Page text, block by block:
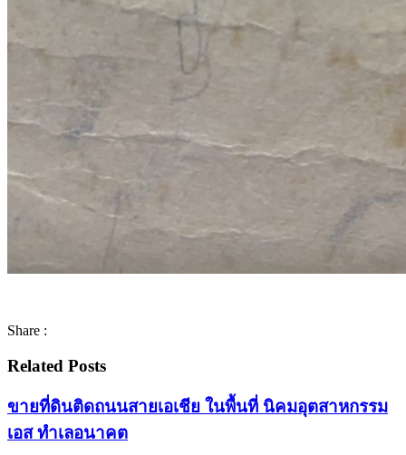
Share :
Related Posts
ขายที่ดินติดถนนสายเอเชีย ในพื้นที่ นิคมอุตสาหกรรม
เอส ทำเลอนาคต